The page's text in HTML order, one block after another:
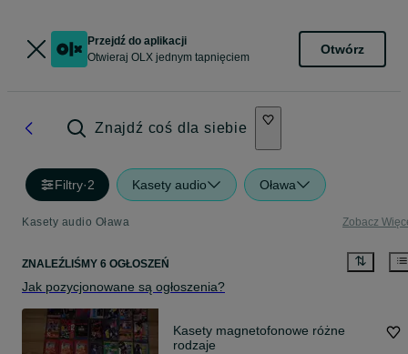
Przejdź do aplikacji
Otwieraj OLX jednym tapnięciem
Otwórz
Znajdź coś dla siebie
Filtry·2 Kasety audio Oława
Kasety audio Oława Zobacz
ZNALEŹLIŚMY 6 OGŁOSZEŃ
Jak pozycjonowane są ogłoszenia?
Kasety magnetofonowe różne
rodzaje